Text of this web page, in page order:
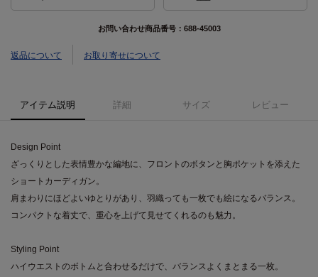
お問い合わせ商品番号： 688-45003
返品について お取り寄せについて
アイテム説明 詳細 サイズ レビュー
Design Point
ざっくりとした表情豊かな編地に、フロントのボタンと胸ポケットを添えた
ショートカーディガン。
肩まわりにほどよいゆとりがあり、羽織っても一枚でも絵になるバランス。
コンパクトな着丈で、重心を上げて見せてくれるのも魅力。
Styling Point
ハイウエストのボトムと合わせるだけで、バランスよくまとまる一枚。